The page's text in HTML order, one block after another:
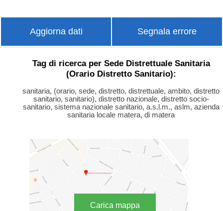
Aggiorna dati Segnala errore
Tag di ricerca per Sede Distrettuale Sanitaria
(Orario Distretto Sanitario):
sanitaria, (orario, sede, distretto, distrettuale, ambito, distretto
sanitario, sanitario), distretto nazionale, distretto socio-
sanitario, sistema nazionale sanitario, a.s.l.m., aslm, azienda
sanitaria locale matera, di matera
Carica mappa